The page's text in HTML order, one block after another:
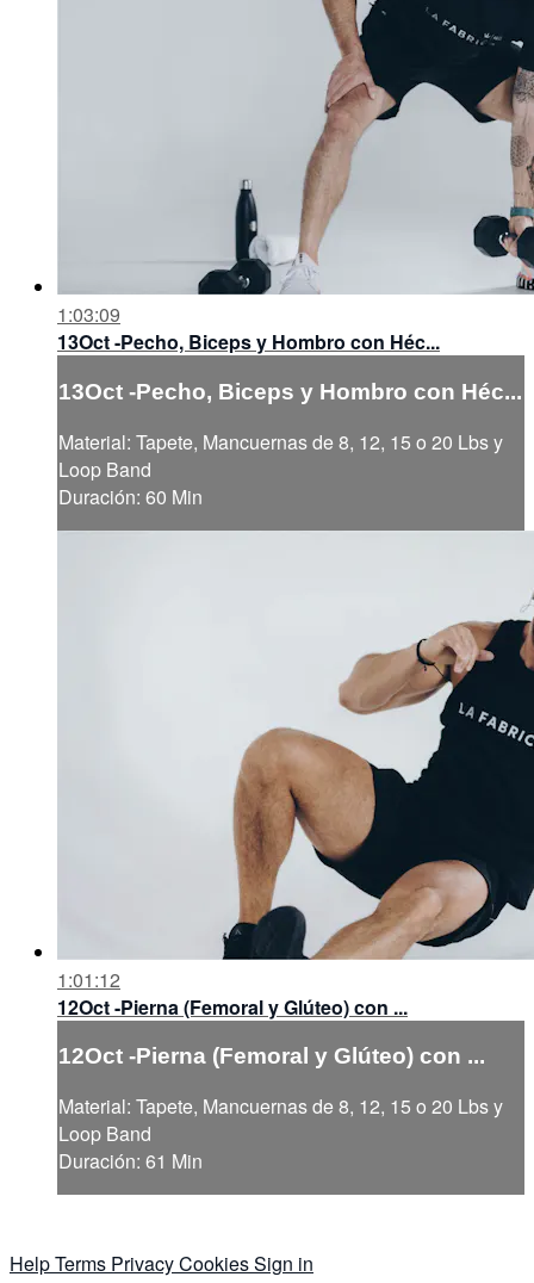
1:03:09
13Oct -Pecho, Biceps y Hombro con Héc...
13Oct -Pecho, Biceps y Hombro con Héc...
Material: Tapete, Mancuernas de 8, 12, 15 o 20 Lbs y
Loop Band
Duración: 60 Min
1:01:12
12Oct -Pierna (Femoral y Glúteo) con ...
12Oct -Pierna (Femoral y Glúteo) con ...
Material: Tapete, Mancuernas de 8, 12, 15 o 20 Lbs y
Loop Band
Duración: 61 Min
HelpTerms PrivacyCookiesSign in